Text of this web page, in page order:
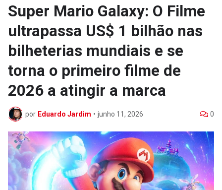
Super Mario Galaxy: O Filme
ultrapassa US$ 1 bilhão nas
bilheterias mundiais e se
torna o primeiro filme de
2026 a atingir a marca
por Eduardo Jardim • junho 11, 2026 0